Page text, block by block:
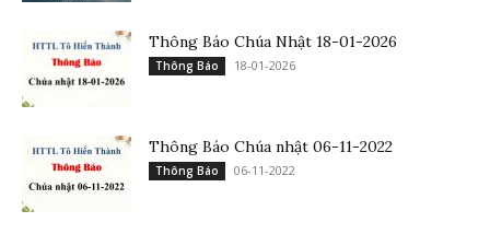
Thông Báo Chúa Nhật 18-01-2026
Thông Báo 18-01-2026
Thông Báo Chúa nhật 06-11-2022
Thông Báo 06-11-2022